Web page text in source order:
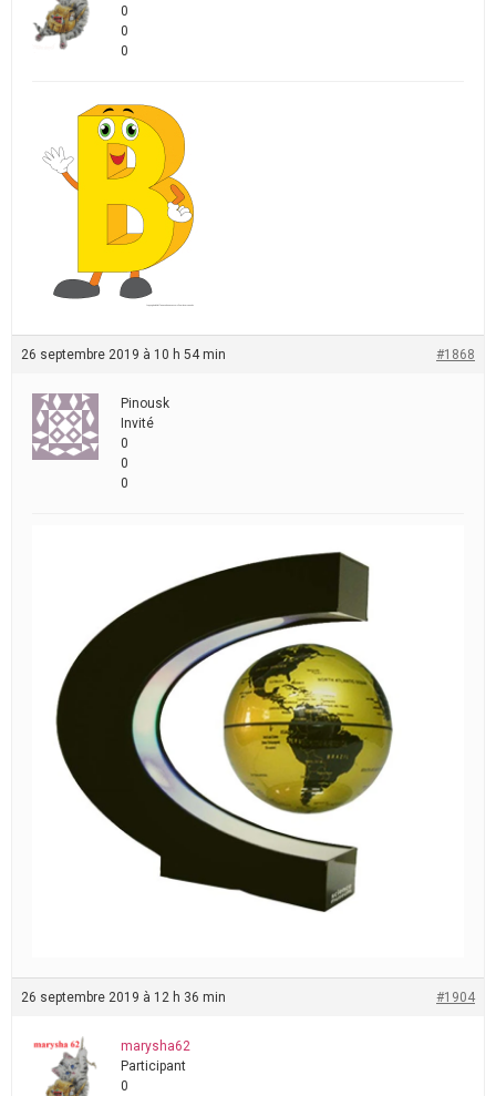
0
0
0
26 septembre 2019 à 10 h 54 min #1868
Pinousk
Invité
0
0
0
26 septembre 2019 à 12 h 36 min #1904
marysha62
Participant
0